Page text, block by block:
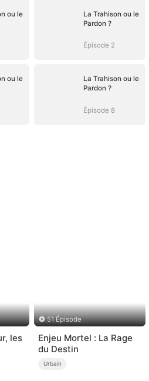
ou le
La Trahison ou le
Pardon ?
Épisode 2
ou le
La Trahison ou le
Pardon ?
Épisode 8
les
51 Épisode
Enjeu Mortel : La Rage
du Destin
Urbain